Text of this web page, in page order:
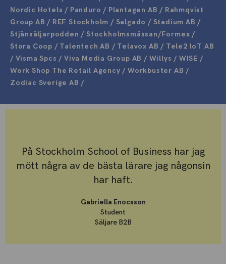
Nordic Hotels / Panduro / Plantagen AB / Rahmqvist
Group AB / REF Stockholm / Salgado / Stadium AB /
Stjänsäljarpodden / Stockholmsmässan/Formex /
Stora Coop / Talentech AB / Telavox AB / Tele2 IoT AB
/ Visma Spcs / Viva Media Group AB / Willys / WISE /
Work Shop The Retail Agency / Workbuster AB /
Zodiac Sverige AB /
På Stockholm School of Business har jag
mött några av de bästa lärare jag någonsin
har haft.
Gabriella Enocsson
Student
Säljare B2B